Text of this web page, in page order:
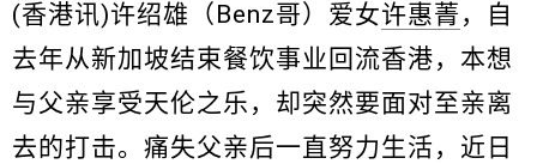
(香港讯)许绍雄（Benz哥）爱女许惠菁 ，自
去年从新加坡结束餐饮事业回流香港，本想
与父亲享受天伦之乐，却突然要面对至亲离
去的打击。痛失父亲后一直努力生活，近日